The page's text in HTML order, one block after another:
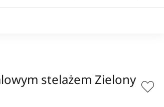
stelażem Zielony